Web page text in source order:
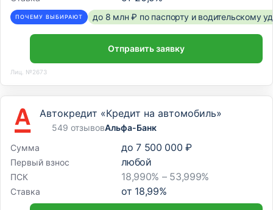
ПОЧЕМУ ВЫБИРАЮТ до 8 млн ₽ по паспорту и водительскому
Отправить заявку
Лиц. №2673
Автокредит «Кредит на автомобиль»
549 отзывовАльфа-Банк
Сумма
до 7 500 000 ₽
Первый взнос любой
ПСК 18,990% – 53,999%
Ставка от 18,99%